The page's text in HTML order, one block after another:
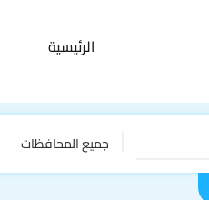
الرئيسية
جميع المحافظات